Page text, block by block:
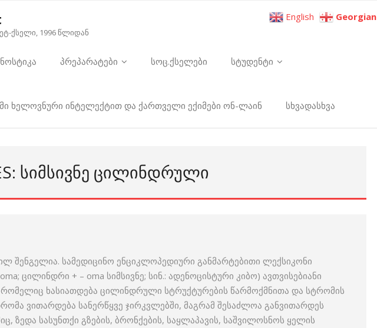
ქსელი, 1996 წლიდან
პრეპარატები სოც.ქსელები სტუდენტი
ხელოვნური ინტელექტით და ქართველი ექიმები ონ-ლაინ სხვადასხვა
ᲡᲘᲛᲡᲘᲕᲜᲔ ᲪᲘᲚᲘᲜᲓᲠᲣᲚᲘ
შენგელია. სამედიცინო ენციკლოპედიური განმარტებითი ლექსიკონი
ცილინდრი + – oma სიმსივნე; სინ.: ადენოცისტური კიბო) ავთვისებიანი
რომელიც ხასიათდება ცილინდრული სტრუქტურების წარმოქმნითა და სტრომის
ვითარდება სანერწყვე ჯირკვლებში, მაგრამ შესაძლოა განვითარდეს
ზედა სასუნთქი გზების, ბრონქების, საყლაპავის, საშვილოსნოს ყელის
English Georgian